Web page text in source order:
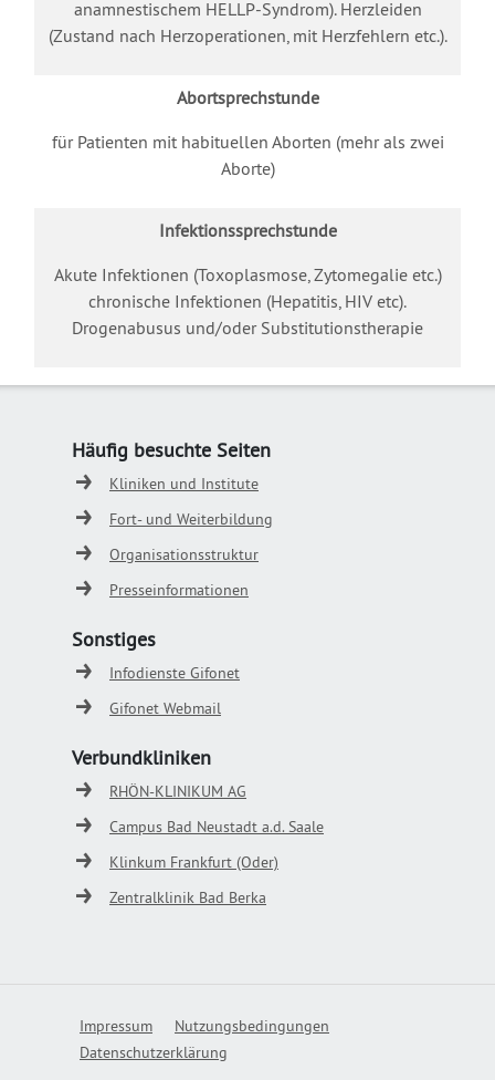
anamnestischem HELLP-Syndrom). Herzleiden
(Zustand nach Herzoperationen, mit Herzfehlern etc.).
Abortsprechstunde
für Patienten mit habituellen Aborten (mehr als zwei
Aborte)
Infektionssprechstunde
Akute Infektionen (Toxoplasmose, Zytomegalie etc.)
chronische Infektionen (Hepatitis, HIV etc).
Drogenabusus und/oder Substitutionstherapie
Häufig besuchte Seiten
Kliniken und Institute
Fort- und Weiterbildung
Organisationsstruktur
Presseinformationen
Sonstiges
Infodienste Gifonet
Gifonet Webmail
Verbundkliniken
RHÖN-KLINIKUM AG
Campus Bad Neustadt a.d. Saale
Klinkum Frankfurt (Oder)
Zentralklinik Bad Berka
Impressum
Nutzungsbedingungen
Datenschutzerklärung